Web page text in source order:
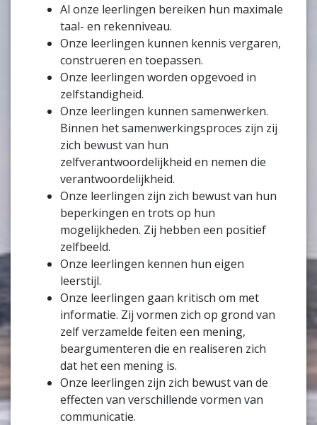
Al onze leerlingen bereiken hun maximale
taal- en rekenniveau.
Onze leerlingen kunnen kennis vergaren,
construeren en toepassen.
Onze leerlingen worden opgevoed in
zelfstandigheid.
Onze leerlingen kunnen samenwerken.
Binnen het samenwerkingsproces zijn zij
zich bewust van hun
zelfverantwoordelijkheid en nemen die
verantwoordelijkheid.
Onze leerlingen zijn zich bewust van hun
beperkingen en trots op hun
mogelijkheden. Zij hebben een positief
zelfbeeld.
Onze leerlingen kennen hun eigen
leerstijl.
Onze leerlingen gaan kritisch om met
informatie. Zij vormen zich op grond van
zelf verzamelde feiten een mening,
beargumenteren die en realiseren zich
dat het een mening is.
Onze leerlingen zijn zich bewust van de
effecten van verschillende vormen van
communicatie.